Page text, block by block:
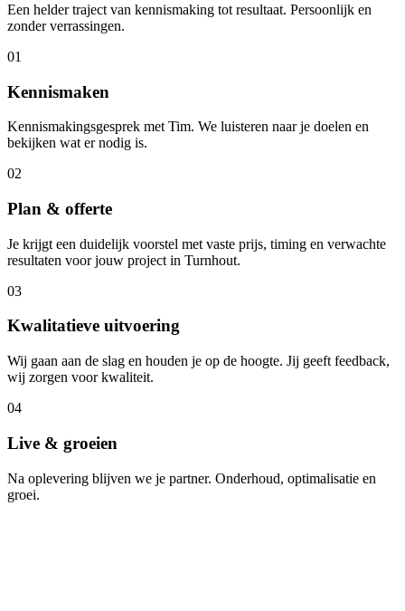
Een helder traject van kennismaking tot resultaat. Persoonlijk en
zonder verrassingen.
01
Kennismaken
Kennismakingsgesprek met Tim. We luisteren naar je doelen en
bekijken wat er nodig is.
02
Plan & offerte
Je krijgt een duidelijk voorstel met vaste prijs, timing en verwachte
resultaten voor jouw project in Turnhout.
03
Kwalitatieve uitvoering
Wij gaan aan de slag en houden je op de hoogte. Jij geeft feedback,
wij zorgen voor kwaliteit.
04
Live & groeien
Na oplevering blijven we je partner. Onderhoud, optimalisatie en
groei.